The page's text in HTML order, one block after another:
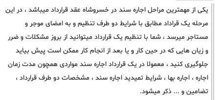
یکی از مهمترین مراحل اجاره سند در خسروشاه عقد قرارداد میباشد ، در این
مرحله یک قراداد مطابق با شرایط دو طرف تنظیم و به امضای موجر و
مستاجر میرسد ، شما با تنظیم یک قرارداد میتوانید از بروز مشکلات و ضرر
و زیان هایی که در حین کار و یا بعد از انجام کار ممکن است پیش بیاید
جلوگیری کنید ، معمولا در یک قرارداد اجاره سند مواردی همچون مدت زمان
اجاره ، اجاره بها ، شرایط تمیدید اجاره سند ، مشخصات دو طرف قرارداد ،
تضامین و ... ذکر میشود.